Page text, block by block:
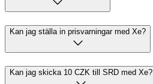
Kan jag ställa in prisvarningar med Xe?
Kan jag skicka 10 CZK till SRD med Xe?